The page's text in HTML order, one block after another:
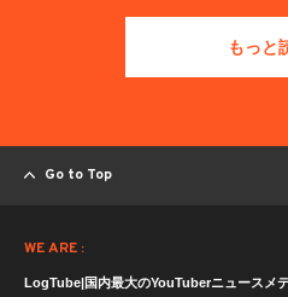
もっと
Go to Top
WE ARE :
LogTube|国内最大のYouTuberニュースメ